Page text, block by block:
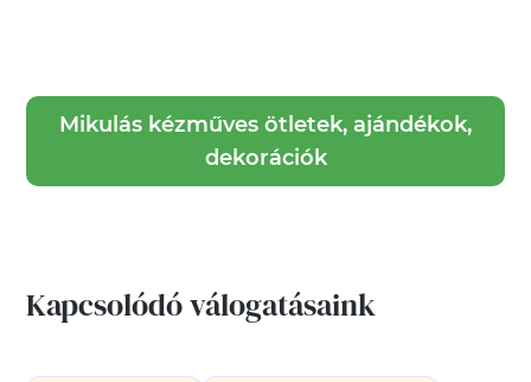
Mikulás kézműves ötletek, ajándékok,
dekorációk
Kapcsolódó válogatásaink